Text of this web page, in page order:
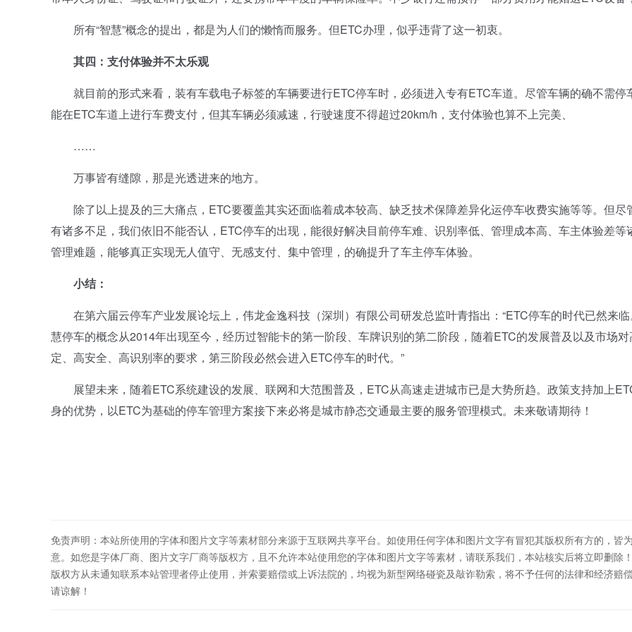
所有“智慧”概念的提出，都是为人们的懒惰而服务。但ETC办理，似乎违背了这一初衷。
其四：支付体验并不太乐观
就目前的形式来看，装有车载电子标签的车辆要进行ETC停车时，必须进入专有ETC车道。尽管车辆的确不需停
能在ETC车道上进行车费支付，但其车辆必须减速，行驶速度不得超过20km/h，支付体验也算不上完美、
……
万事皆有缝隙，那是光透进来的地方。
除了以上提及的三大痛点，ETC要覆盖其实还面临着成本较高、缺乏技术保障差异化运停车收费实施等等。但尽
有诸多不足，我们依旧不能否认，ETC停车的出现，能很好解决目前停车难、识别率低、管理成本高、车主体验差等
管理难题，能够真正实现无人值守、无感支付、集中管理，的确提升了车主停车体验。
小结：
在第六届云停车产业发展论坛上，伟龙金逸科技（深圳）有限公司研发总监叶青指出：“ETC停车的时代已然来临
慧停车的概念从2014年出现至今，经历过智能卡的第一阶段、车牌识别的第二阶段，随着ETC的发展普及以及市场
定、高安全、高识别率的要求，第三阶段必然会进入ETC停车的时代。”
展望未来，随着ETC系统建设的发展、联网和大范围普及，ETC从高速走进城市已是大势所趋。政策支持加上
身的优势，以ETC为基础的停车管理方案接下来必将是城市静态交通最主要的服务管理模式。未来敬请期待！
免责声明：本站所使用的字体和图片文字等素材部分来源于互联网共享平台。如使用任何字体和图片文字有冒犯其版权所有方的，皆
意。如您是字体厂商、图片文字厂商等版权方，且不允许本站使用您的字体和图片文字等素材，请联系我们，本站核实后将立即删除
版权方从未通知联系本站管理者停止使用，并索要赔偿或上诉法院的，均视为新型网络碰瓷及敲诈勒索，将不予任何的法律和经济赔
请谅解！